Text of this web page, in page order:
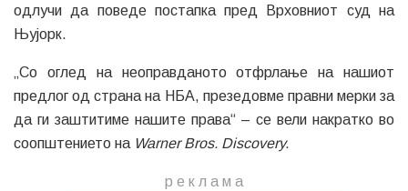
одлучи да поведе постапка пред Врховниот суд на
Њујорк.
„Со оглед на неоправданото отфрлање на нашиот
предлог од страна на НБА, презедовме правни мерки за
да ги заштитиме нашите права“ – се вели накратко во
соопштението на Warner Bros. Discovery.
р е к л а м a